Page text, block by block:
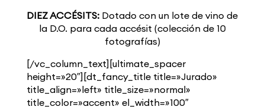
DIEZ ACCÉSITS: Dotado con un lote de vino de
la D.O. para cada accésit (colección de 10
fotografías)
[/vc_column_text][ultimate_spacer
height=»20″][dt_fancy_title title=»Jurado»
title_align=»left» title_size=»normal»
title_color=»accent» el_width=»100″